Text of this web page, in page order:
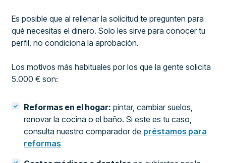
Es posible que al rellenar la solicitud te pregunten para
qué necesitas el dinero. Solo les sirve para conocer tu
perfil, no condiciona la aprobación.
Los motivos más habituales por los que la gente solicita
5.000 € son:
Reformas en el hogar: pintar, cambiar suelos,
renovar la cocina o el baño. Si este es tu caso,
consulta nuestro comparador de préstamos para
reformas